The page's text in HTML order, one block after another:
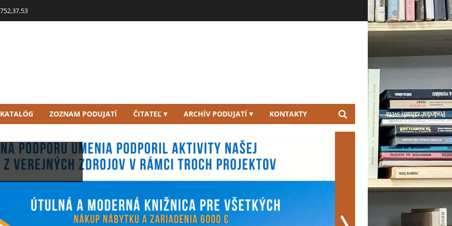
ZOZNAM PODUJATÍ ČITATEĽ ARCHÍV PODUJATÍ KONTAKTY